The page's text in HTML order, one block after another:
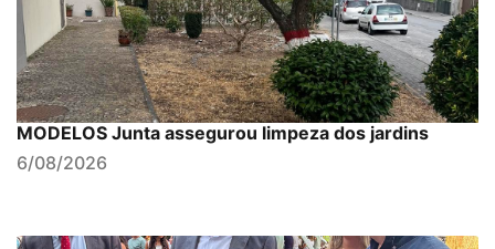
MODELOS Junta assegurou limpeza dos jardins
6/08/2026